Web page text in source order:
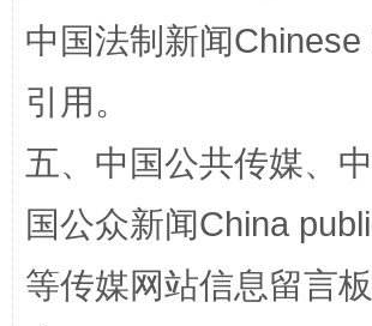
国家大学科技园优化重塑工作
中国法制新闻
引用。
五、中国公共传媒、
国公众新闻China
等传媒网站信息留言